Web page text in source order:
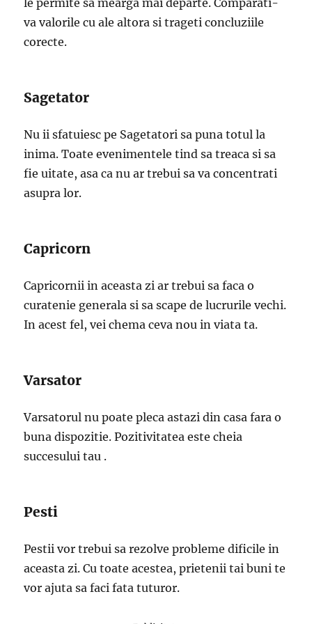
le permite sa mearga mai departe. Comparati-
va valorile cu ale altora si trageti concluziile
corecte.
Sagetator
Nu ii sfatuiesc pe Sagetatori sa puna totul la
inima. Toate evenimentele tind sa treaca si sa
fie uitate, asa ca nu ar trebui sa va concentrati
asupra lor.
Capricorn
Capricornii in aceasta zi ar trebui sa faca o
curatenie generala si sa scape de lucrurile vechi.
In acest fel, vei chema ceva nou in viata ta.
Varsator
Varsatorul nu poate pleca astazi din casa fara o
buna dispozitie. Pozitivitatea este cheia
succesului tau .
Pesti
Pestii vor trebui sa rezolve probleme dificile in
aceasta zi. Cu toate acestea, prietenii tai buni te
vor ajuta sa faci fata tuturor.